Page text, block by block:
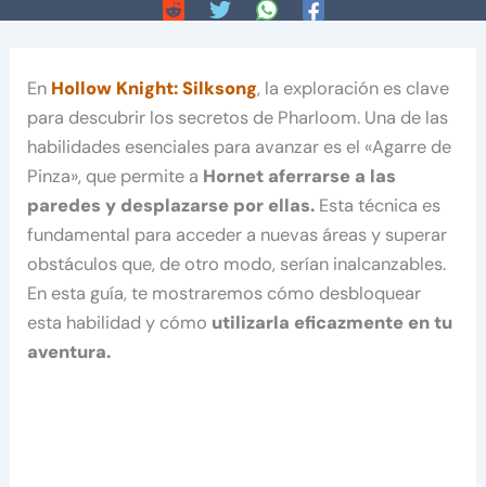
En Hollow Knight: Silksong, la exploración es clave
para descubrir los secretos de Pharloom. Una de las
habilidades esenciales para avanzar es el «Agarre de
Pinza», que permite a Hornet aferrarse a las
paredes y desplazarse por ellas. Esta técnica es
fundamental para acceder a nuevas áreas y superar
obstáculos que, de otro modo, serían inalcanzables.
En esta guía, te mostraremos cómo desbloquear
esta habilidad y cómo utilizarla eficazmente en tu
aventura.